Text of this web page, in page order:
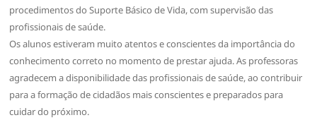
procedimentos do Suporte Básico de Vida, com supervisão das
profissionais de saúde.
Os alunos estiveram muito atentos e conscientes da importância do
conhecimento correto no momento de prestar ajuda. As professoras
agradecem a disponibilidade das profissionais de saúde, ao contribuir
para a formação de cidadãos mais conscientes e preparados para
cuidar do próximo.